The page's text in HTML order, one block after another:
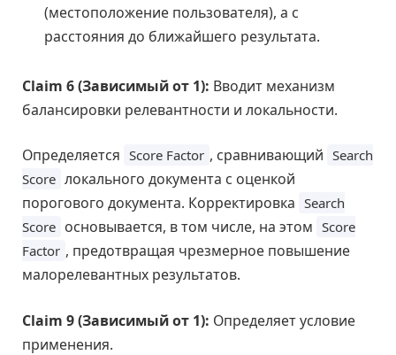
(местоположение пользователя), а с
расстояния до ближайшего результата.
Claim 6 (Зависимый от 1): Вводит механизм
балансировки релевантности и локальности.
Определяется Score Factor , сравнивающий Search
Score локального документа с оценкой
порогового документа. Корректировка Search
Score основывается, в том числе, на этом Score
Factor , предотвращая чрезмерное повышение
малорелевантных результатов.
Claim 9 (Зависимый от 1): Определяет условие
применения.